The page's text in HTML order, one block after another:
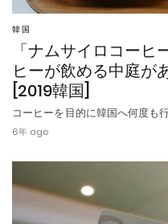
韓国
「ナムサイロコー
ヒーが飲める中庭が
[2019韓国]
コーヒーを目的に韓国へ何度も
6年 ago